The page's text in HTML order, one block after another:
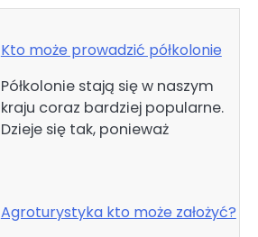
Kto może prowadzić półkolonie
Półkolonie stają się w naszym
kraju coraz bardziej popularne.
Dzieje się tak, ponieważ
Agroturystyka kto może założyć?